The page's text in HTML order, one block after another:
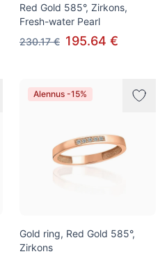
Red Gold 585°, Zirkons,
Fresh-water Pearl
230.17 € 195.64 €
Alennus -15%
Gold ring, Red Gold 585°,
Zirkons